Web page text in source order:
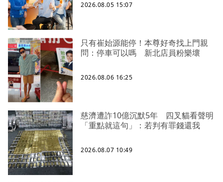
2026.08.05 15:07
只有崔始源能停！本尊好奇找上門親
問：停車可以嗎 新北店員粉樂壞
2026.08.06 16:25
慈濟遭詐10億沉默5年 四叉貓看聲明
「重點就這句」：若判有罪錢還我
2026.08.07 10:49